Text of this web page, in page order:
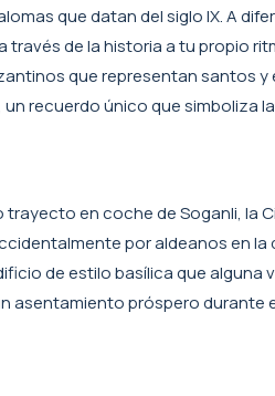
que datan del siglo IX. A
de la historia a tu propio
que representan santos y
recuerdo único que simboliza
en coche de Soganli, la
por aldeanos en la
de estilo basílica que alguna
asentamiento próspero durante